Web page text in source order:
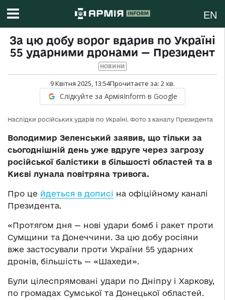
EN
За цю добу ворог вдарив по Україні
55 ударними дронами — Президент
НОВИНИ
9 Квітня 2025, 13:54Прочитаєте за: 2хв.
Слідкуйте за АрміяInform в Google
Наслідки російських ударів по Україні. Фото з каналу Президента
Володимир Зеленський заявив, що тільки за
сьогоднішній день уже вдруге через загрозу
російської балістики в більшості областей та в
Києві лунала повітряна тривога.
Про це йдеться в дописі на офіційному каналі
Президента.
«Протягом дня — нові удари бомб і ракет проти
Сумщини та Донеччини. За цю добу росіяни
вже застосували проти України 55 ударних
дронів, більшість — «Шахеди».
Були цілеспрямовані удари по Дніпру і Харкову,
по громадах Сумської та Донецької областей.